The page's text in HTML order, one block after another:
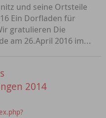
und seine Ortsteile
Ein Dorfladen für
gratulieren Die
am 26.April 2016 im...
2014